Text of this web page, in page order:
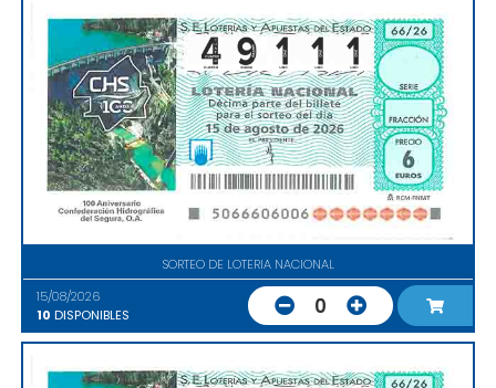
SORTEO DE LOTERIA NACIONAL
15/08/2026
10 DISPONIBLES 0